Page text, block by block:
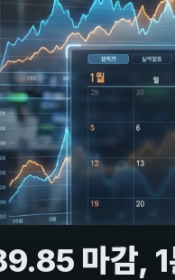
마감, 1